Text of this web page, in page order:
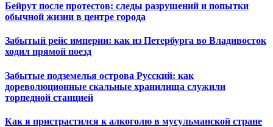
Бейрут после протестов: следы разрушений и попытки
обычной жизни в центре города
Забытый рейс империи: как из Петербурга во Владивосток
ходил прямой поезд
Забытые подземелья острова Русский: как
дореволюционные скальные хранилища служили
торпедной станцией
Как я пристрастился к алкоголю в мусульманской стране